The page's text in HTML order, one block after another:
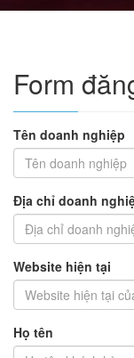
Form
Tên doanh nghiệp
Địa chỉ doanh
Website hiện tại
Họ tên